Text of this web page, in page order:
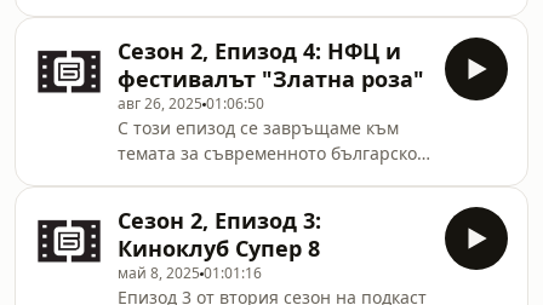
именно на това какво представлява
дейността на Дигитализационния
и Деян Барарев, познат най-вече
като режисьор на късометражния
филм „Ботев е идиот“. Тази година
Деян направи и своя дебют в
документалното кино с „Жестокият
път“(2025), който разкрива дълго
пазени тайни за българската
експедиция до Еверест от 1984-а
година. С нашите гости р
Сезон 2, Епизод 4: НФЦ и
фестивалът "Златна роза"
авг 26, 2025 01:06:50
С този епизод се завръщаме към
темата за съвременното българско
&quot;Националенфилмов
център&quot; Петър Тодоров и
експертът Стефан Прохоров.
Сезон 2, Епизод 3:
Киноклуб Супер 8
май 8, 2025 01:01:16
Епизод 3 от втория сезон на подкаст